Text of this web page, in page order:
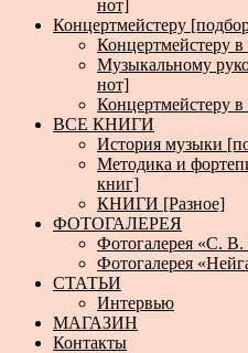
нот]
Концертмейстеру
Концертмейстеру в
Музыкальному
нот]
Концертмейстеру
ВСЕ КНИГИ
История музыки
Методика и
книг]
КНИГИ [Разное]
ФОТОГАЛЕРЕЯ
Фотогалерея «С.
Фотогалерея
СТАТЬИ
Интервью
МАГАЗИН
Контакты